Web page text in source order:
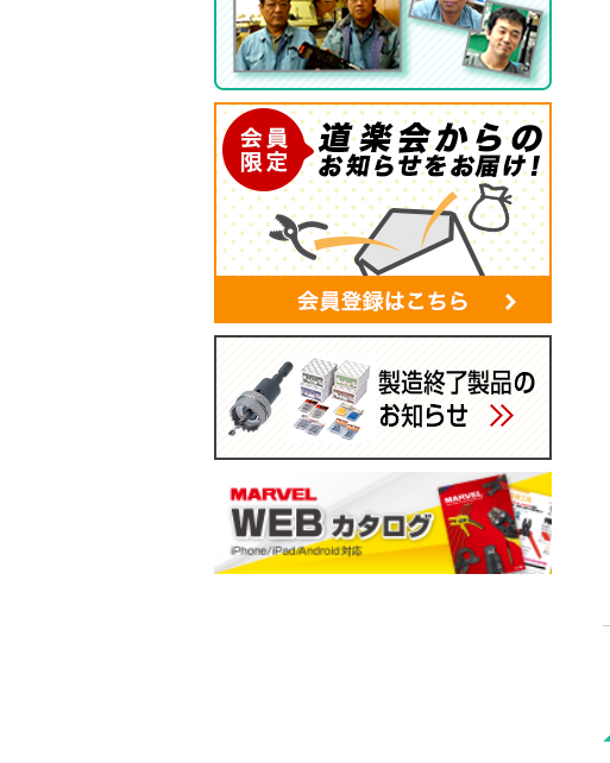
ツールバッグ
帆布シリーズ
現場用ゴミ箱
蛍光灯・モールバッグ
手袋
パーツボックス
電工バケツ
ケーブルタイホルダー
マルチポーチ
小判型ポケット